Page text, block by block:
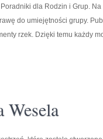
dla Rodzin i Grup.
do umiejętności grupy.
rzek. Dzięki temu każdy
Wesela